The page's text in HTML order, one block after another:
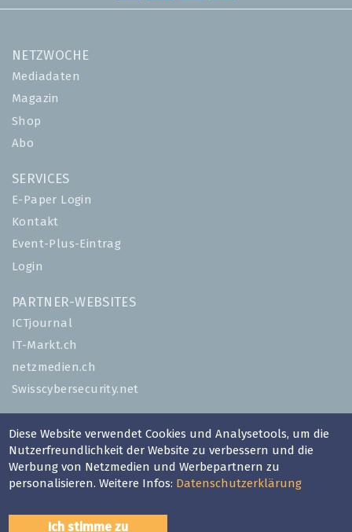
NETZWOCHE
Mediadaten
Magazin
Shop
Abo
SERVICES
E-Paper Login
Kontakt
Event-Plus-Eintrag
Login
PARTNER-WEBSITES
ICTjournal
IT-Markt.ch
netzmedien.ch
Swisscybersecurity.net
Impressum
AGB
Nutzungsbestimmungen
Datenschutzerklärung
Diese Website verwendet Cookies und Analysetools, um die
Nutzerfreundlichkeit der Website zu verbessern und die
Werbung von Netzmedien und Werbepartnern zu
personalisieren. Weitere Infos: Datenschutzerklärung
Ich stimme zu